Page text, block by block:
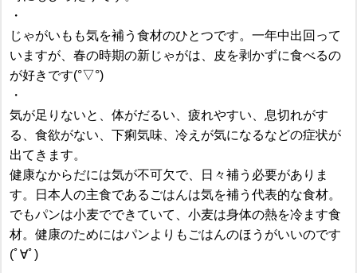
・
じゃがいもも気を補う食材のひとつです。一年中出回って
いますが、春の時期の新じゃがは、皮を剥かずに食べるの
が好きです(°▽°)
・
気が足りないと、体がだるい、疲れやすい、息切れがす
る、食欲がない、下痢気味、冷えが気になるなどの症状が
出てきます。
健康なからだには気が不可欠で、日々補う必要がありま
す。日本人の主食であるごはんは気を補う代表的な食材。
でもパンは小麦でできていて、小麦は身体の熱を冷ます食
材。健康のためにはパンよりもごはんのほうがいいのです
(ﾟ∀ﾟ)